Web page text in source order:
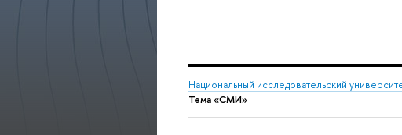
Национальный исследовательский
Тема «СМИ»